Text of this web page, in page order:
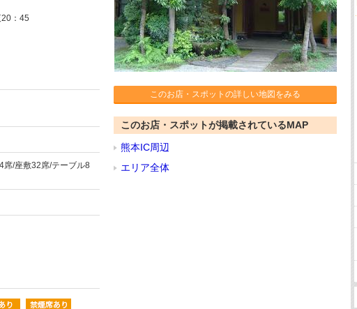
：45
席/座敷32席/テーブル8
このお店・スポットの詳しい地図をみる
このお店・スポットが掲載されているMAP
熊本IC周辺
エリア全体